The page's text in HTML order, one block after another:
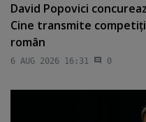
David Popovici
Cine transmite
român
6 AUG 2026 16:31 0